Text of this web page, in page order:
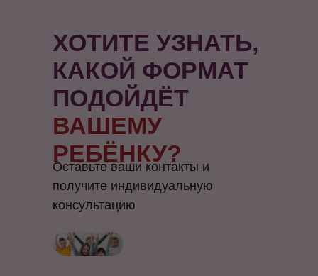
ХОТИТЕ УЗНАТЬ,
КАКОЙ ФОРМАТ
ПОДОЙДЁТ
ВАШЕМУ
РЕБЁНКУ?
Оставьте ваши контакты и
получите индивидуальную
консультацию